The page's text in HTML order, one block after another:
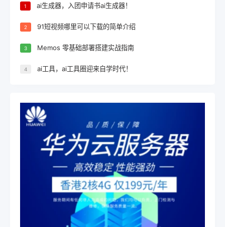
1 ai生成器，入团申请书ai生成器！
2 91短视频哪里可以下载的简单介绍
3 Memos 零基础部署搭建实战指南
4 ai工具，ai工具圈迎来自学时代！